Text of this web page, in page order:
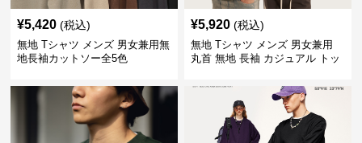
¥5,420 (税込)
無地 Tシャツ メンズ 男女兼用無
地長袖カットソー全5色
¥5,920 (税込)
無地 Tシャツ メンズ 男女兼用
丸首 無地 長袖 カジュアル トッ